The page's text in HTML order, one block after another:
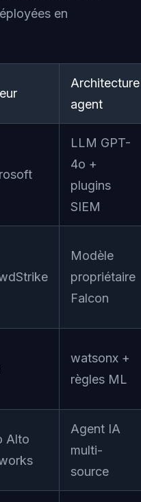
en
Architecture
agent
LLM GPT-
4o +
plugins
SIEM
Modèle
propriétaire
Falcon
watsonx +
règles ML
Alto
Agent IA
multi-
source